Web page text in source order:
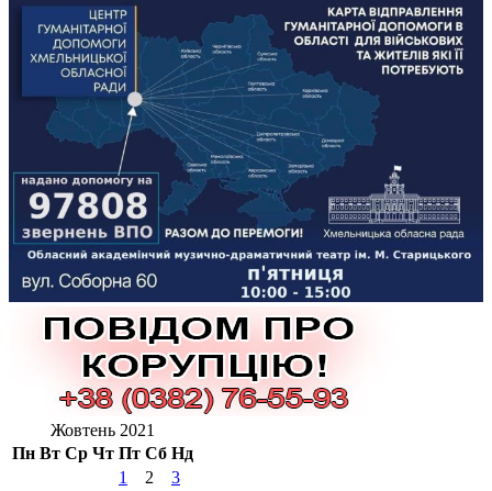
Жовтень 2021
Пн Вт Ср Чт Пт Сб Нд
1
2
3